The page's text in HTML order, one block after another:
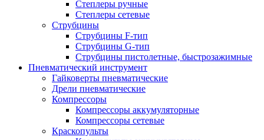
Степлеры ручные
Степлеры сетевые
Струбцины
Струбцины F-тип
Струбцины G-тип
Струбцины пистолетные, быстрозажимные
Пневматический инструмент
Гайковерты пневматические
Дрели пневматические
Компрессоры
Компрессоры аккумуляторные
Компрессоры сетевые
Краскопульты